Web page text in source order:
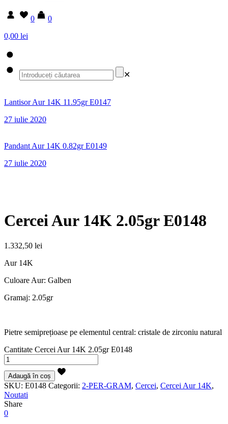
0
0
0,00 lei
✕
Lantisor Aur 14K 11.95gr E0147
27 iulie 2020
Pandant Aur 14K 0.82gr E0149
27 iulie 2020
Cercei Aur 14K 2.05gr E0148
1.332,50 lei
Aur 14K
Culoare Aur: Galben
Gramaj: 2.05gr
Pietre semiprețioase pe elementul central: cristale de zirconiu natural
Cantitate Cercei Aur 14K 2.05gr E0148
Adaugă în coș
SKU: E0148 Categorii: 2-PER-GRAM, Cercei, Cercei Aur 14K,
Noutati
Share
0